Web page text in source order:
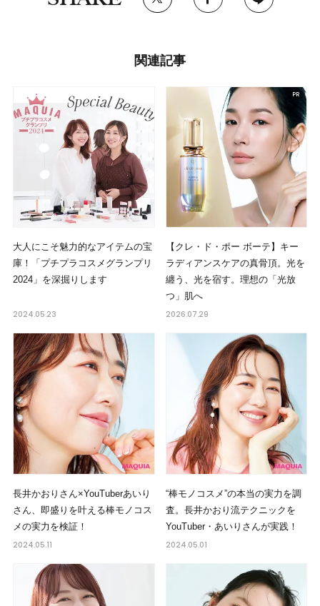
関連記事
大人にこそ魅力的なアイテムの宝
庫！「プチプラコスメグランプリ
2024」を深掘りします
2024.05.23
【クレ・ド・ポー ボーテ】キー
ラディアンスケアの真骨頂。光を
纏う、光を宿す。理想の「光放
つ」肌へ
2026.07.29
長井かおりさん×YouTuberあいり
さん、即盛りを叶える棒モノコス
メの実力を検証！
2024.05.11
“棒モノコスメ”の本当の実力を調
査。長井かおり流テクニックを
YouTuber・あいりさんが実践！
2024.05.01